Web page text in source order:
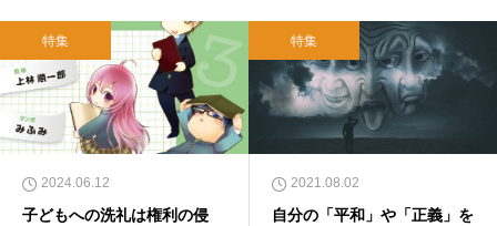
特集
2024.06.12
子どもへの洗礼は権利の侵
特集
2021.08.02
自分の「平和」や「正義」を